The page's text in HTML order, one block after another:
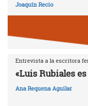
Joaquín Recio
Entrevista a la escritora
«Luis Rubiales
Ana Requena Aguilar